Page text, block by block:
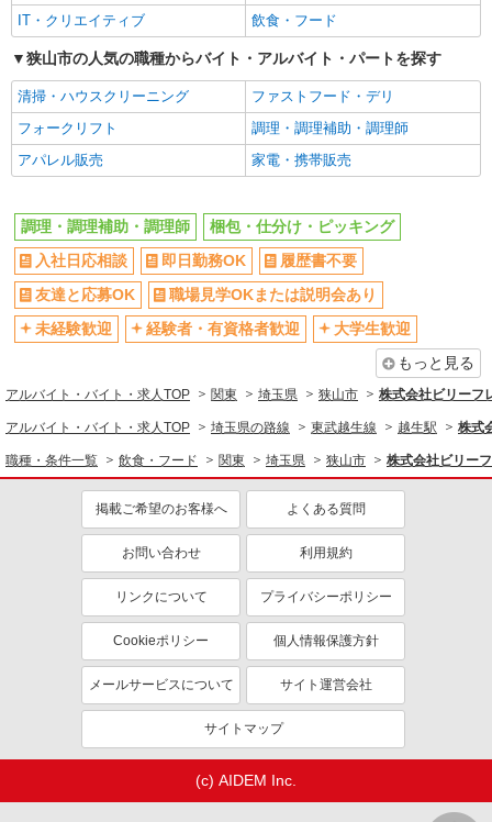
月給28万円〜30万円 ※給与は経験や前職給与
に応じて決定します。 賞与年2回
川1528-1）
キープ 詳細を見る
株式会社HITOWA フードサービスカンパニー
福祉施設での調理補助【アルバイト・パート】
時給1,141円以上 ※経験によりスタート時給は
変動します。 ※AP評価制度：あり 年1回の評価
により時給を見直します。 ※アルバイト賞与（寸
志）：あり 年2回。勤続年数により金額UP。
イリーゼ狭山入曽 はなれ （埼玉県狭山市大字
南入曽西ノ前原877番-1）
キープ 詳細を見る
正社員
株式会社HITOWA フードサービスカンパニー
調理補助事務【正社員】
月給20万500円〜21万5,500円 ※給与は経験や
前職給与に応じて決定します。 賞与年2回
イリーゼ狭山入曽 はなれ （埼玉県狭山市大字
南入曽西ノ前原877番-1）
キープ 詳細を見る
福祉施設での調理師【正社員】
月給23万1,000円〜26万円 ※給与は経験や前職
職場見学OKまたは説明会あり
未経験歓迎
経験者・有資格者歓迎
大学生歓迎
新卒・第二新卒歓迎
女性活躍中
主婦・主夫歓迎
フリーター歓迎
学歴不問
ブランクOK
ミドル（40代～）活躍中
エルダー（50代～）活躍中
給与前払いOK
時間や曜日が選べる・シフト自由
オープニングスタッフ
禁煙・分煙
食堂・売店あり
車通勤OK
バイク通勤OK
自転車通勤OK
社会保険あり
送迎あり
同じ職種から求人を探す
飲食・フード
調理・調理補助・調理師
軽作業・製造・物流
梱包・仕分け・ピッキング
同じ特徴から求人を探す
大学生歓迎
ミドル（40代～）活躍中
日払い
オープニングスタッフ
車通勤OK
社会保険あり
IT・クリエイティブ
飲食・フード
狭山市の人気の職種からバイト・アルバイト・パートを探す
清掃・ハウスクリーニング
ファストフード・デリ
フォークリフト
調理・調理補助・調理師
アパレル販売
家電・携帯販売
調理・調理補助・調理師
梱包・仕分け・ピッキング
入社日応相談
即日勤務OK
履歴書不要
友達と応募OK
職場見学OKまたは説明会あり
未経験歓迎
経験者・有資格者歓迎
大学生歓迎
もっと見る
アルバイト・バイト・求人TOP 関東 埼玉県 狭山市 株式会社ビリーフ
アルバイト・バイト・求人TOP 埼玉県の路線 東武越生線 越生駅 株式
職種・条件一覧 飲食・フード 関東 埼玉県 狭山市 株式会社ビリー
掲載ご希望のお客様へ よくある質問
お問い合わせ 利用規約
リンクについて プライバシーポリシー
Cookieポリシー 個人情報保護方針
メールサービスについて サイト運営会社
サイトマップ
(c) AIDEM Inc.